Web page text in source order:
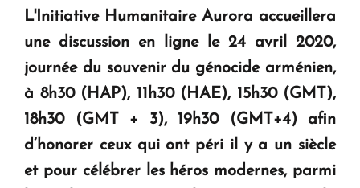
guerre, on est tous des perdants »
" Tant qu'il n'existe pas d'alternative concrète, la
KASA : 30 ans d'audace, de résilience et d'avenir
en Arménie
L'Initiative Humanitaire Aurora accueillera
une discussion en ligne le 24 avril 2020,
journée du souvenir du génocide arménien,
à 8h30 (HAP), 11h30 (HAE), 15h30 (GMT),
18h30 (GMT + 3), 19h30 (GMT+4) afin
d’honorer ceux qui ont péri il y a un siècle
et pour célébrer les héros modernes, parmi